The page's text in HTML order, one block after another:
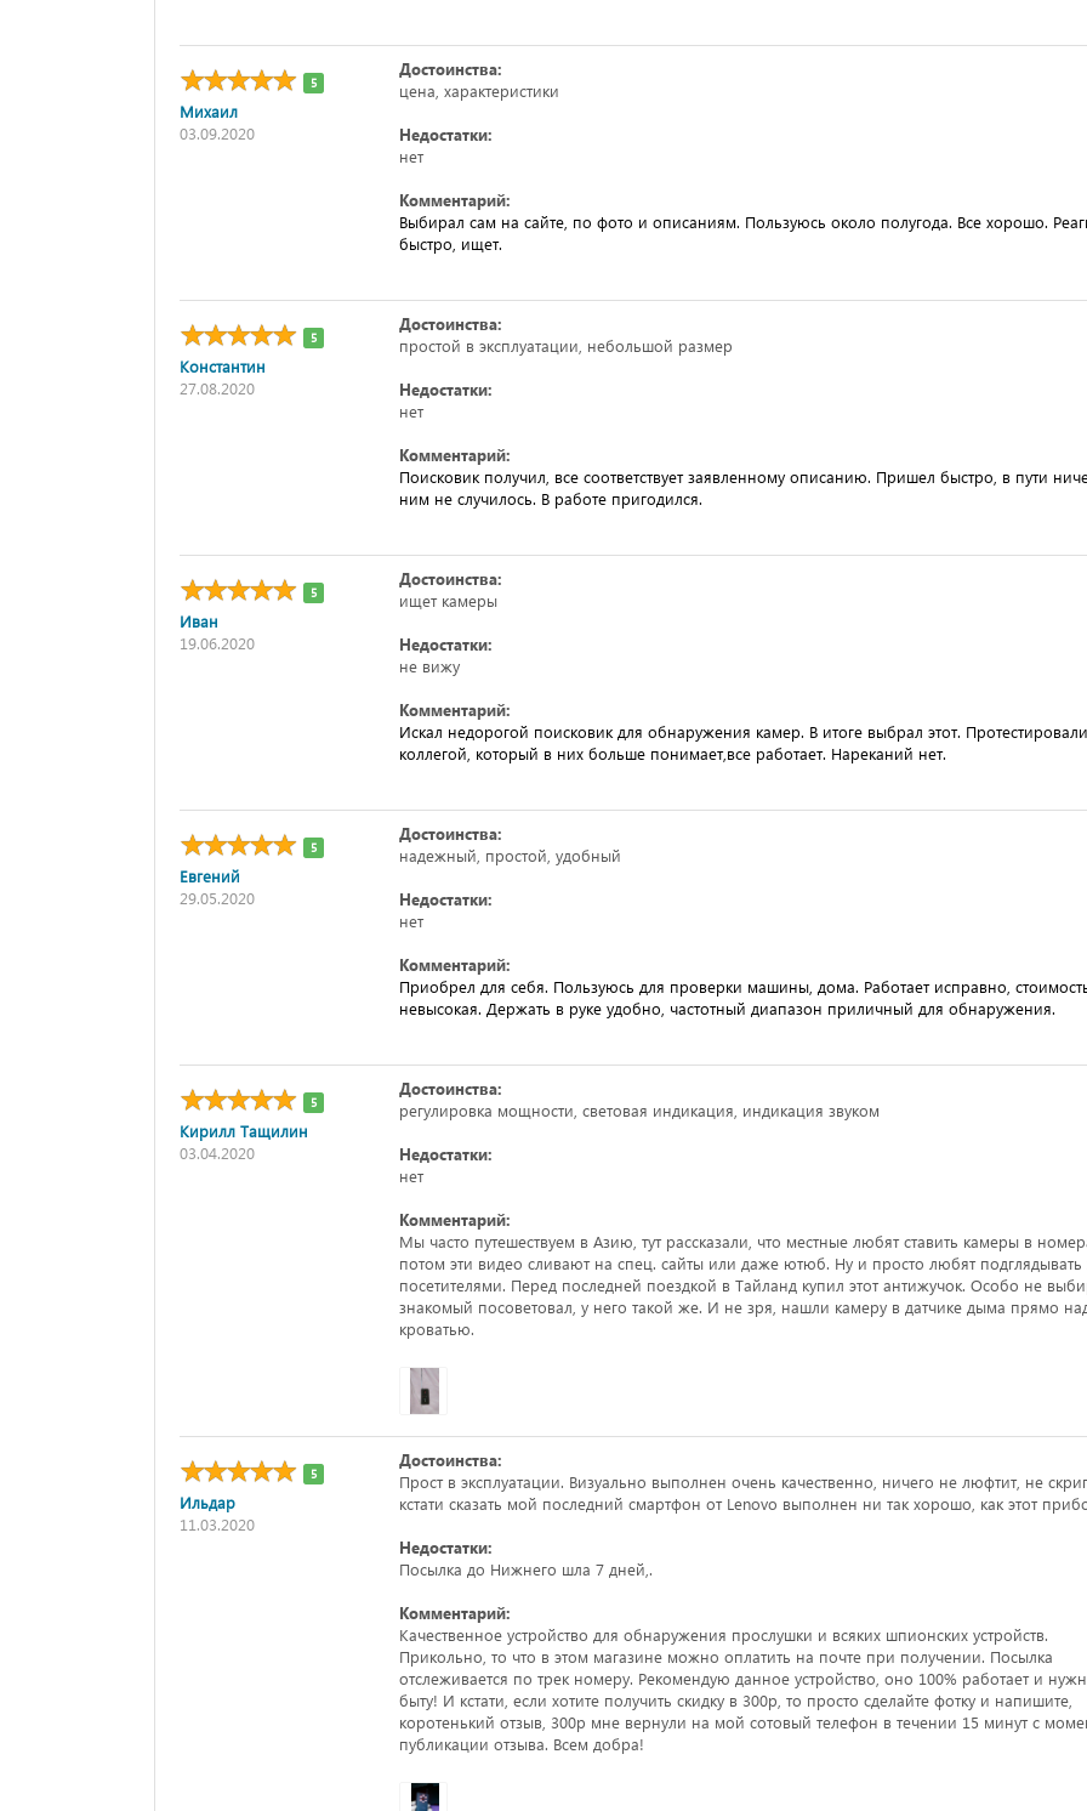
5
Михаил
03.09.2020
Достоинства:
цена, характеристики
Недостатки:
нет
Комментарий:
Выбирал сам на сайте, по фото и описаниям. Пользуюсь около полугода. Все хорошо.
быстро, ищет.
5
Константин
27.08.2020
Достоинства:
простой в эксплуатации, небольшой размер
Недостатки:
нет
Комментарий:
Поисковик получил, все соответствует заявленному описанию. Пришел быстро, в пути
ним не случилось. В работе пригодился.
5
Иван
19.06.2020
Достоинства:
ищет камеры
Недостатки:
не вижу
Комментарий:
Искал недорогой поисковик для обнаружения камер. В итоге выбрал этот.
коллегой, который в них больше понимает,все работает. Нареканий нет.
5
Евгений
29.05.2020
Достоинства:
надежный, простой, удобный
Недостатки:
нет
Комментарий:
Приобрел для себя. Пользуюсь для проверки машины, дома. Работает исправно,
невысокая. Держать в руке удобно, частотный диапазон приличный для обнаружения.
5
Кирилл Тащилин
03.04.2020
Достоинства:
регулировка мощности, световая индикация, индикация звуком
Недостатки:
нет
Комментарий:
Мы часто путешествуем в Азию, тут рассказали, что местные любят ставить камеры в
потом эти видео сливают на спец. сайты или даже ютюб. Ну и просто любят подглядывать
посетителями. Перед последней поездкой в Тайланд купил этот антижучок. Особо не
знакомый посоветовал, у него такой же. И не зря, нашли камеру в датчике дыма прямо
кроватью.
5
Ильдар
11.03.2020
Достоинства:
Прост в эксплуатации. Визуально выполнен очень качественно, ничего не люфтит, не
кстати сказать мой последний смартфон от Lenovo выполнен ни так хорошо, как этот
Недостатки:
Посылка до Нижнего шла 7 дней,.
Комментарий:
Качественное устройство для обнаружения прослушки и всяких шпионских устройств.
Прикольно, то что в этом магазине можно оплатить на почте при получении. Посылка
отслеживается по трек номеру. Рекомендую данное устройство, оно 100% работает и
быту! И кстати, если хотите получить скидку в 300р, то просто сделайте фотку и напишите,
коротенький отзыв, 300р мне вернули на мой сотовый телефон в течении 15 минут с
публикации отзыва. Всем добра!